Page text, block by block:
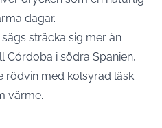
dagar.
sträcka sig mer än
Córdoba i södra Spanien,
rödvin med kolsyrad läsk
värme.